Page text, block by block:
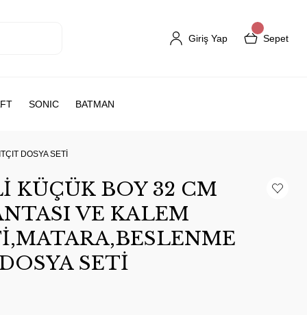
Giriş Yap Sepet
SONIC BATMAN
DOSYA SETİ
KÜÇÜK BOY 32 CM
VE KALEM
SETİ